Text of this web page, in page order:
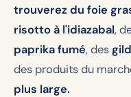
trouverez du foie
risotto à l'idiazabal,
paprika fumé, des
des produits du
plus large.